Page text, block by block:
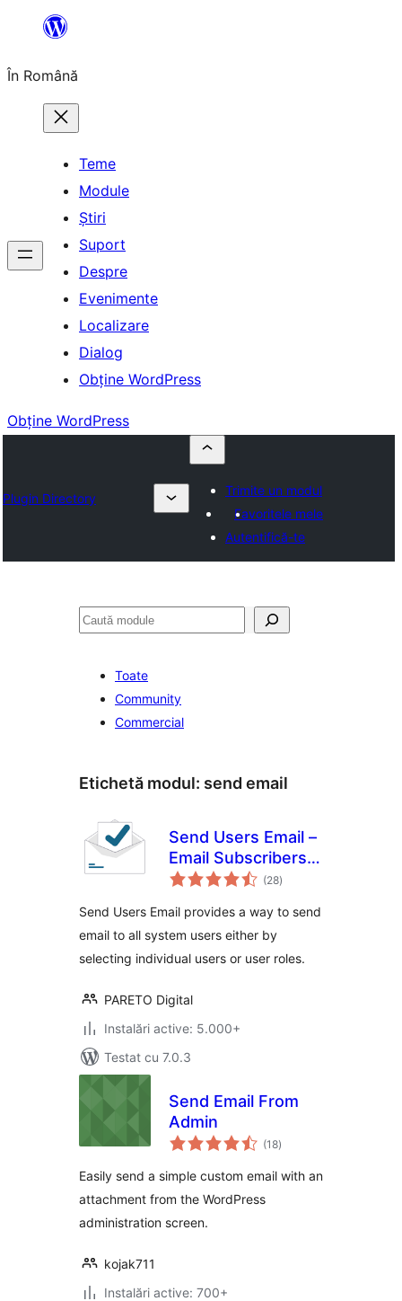
conținut
În Română
Teme
Module
Știri
Suport
Despre
Evenimente
Localizare
Dialog
Obține WordPress
Obține WordPress
Plugin Directory
Trimite un modul
Favoritele mele
Autentifică-te
Caută
Toate
Community
Commercial
Etichetă modul: send email
Send Users Email –
Email Subscribers,
Email Marketing
(28total
aprecieri
)
Send Users Email provides a way to send
email to all system users either by
selecting individual users or user roles.
PARETO Digital
Instalări active: 5.000+
Testat cu 7.0.3
Send Email From
Admin
(18total
aprecieri
)
Easily send a simple custom email with an
attachment from the WordPress
administration screen.
kojak711
Instalări active: 700+